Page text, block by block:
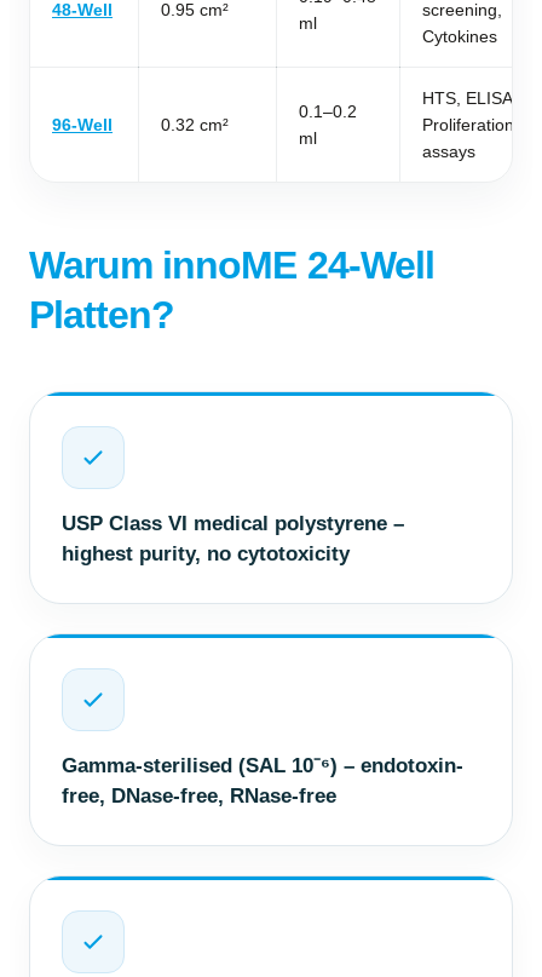
48-Well 0.95 cm²
ml
screening,
Cytokines
96-Well 0.32 cm²
0.1–0.2
ml
HTS, ELISA,
Proliferation
assays
Warum innoME 24-Well
Platten?
USP Class VI medical polystyrene –
highest purity, no cytotoxicity
Gamma-sterilised (SAL 10⁻⁶) – endotoxin-
free, DNase-free, RNase-free